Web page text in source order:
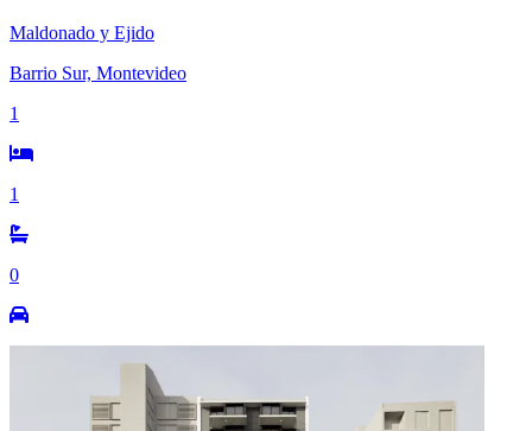
Maldonado y Ejido
Barrio Sur, Montevideo
1
1
0